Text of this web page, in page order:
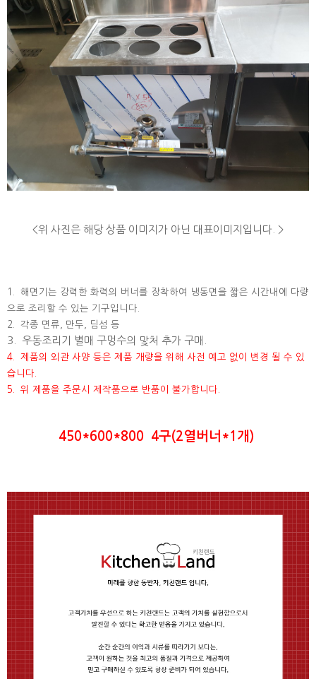
<위 사진은 해당 상품 이미지가 아닌 대표이미지입니다. >
1. 해면기는 강력한 화력의 버너를 장착하여 냉동면을 짧은 시간내에 다량
으로 조리할 수 있는 기구입니다
2. 각종 면류, 만두, 딤섬 등
3. 우동조리기 별매 구멍수의 맟처 추가 구매.
4. 제품의 외관 사양 등은 제품 개량을 위해 사전 예고 없이 변경 될 수 있
습니다.
5. 위 제품을 주문시 제작품으로 반품이 불가합니다.
450*600*800 4구(2열버너*1개)